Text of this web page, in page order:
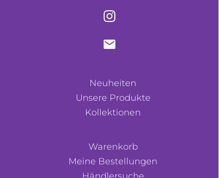
Neuheiten
Unsere Produkte
Kollektionen
Warenkorb
Meine Bestellungen
Händlersuche